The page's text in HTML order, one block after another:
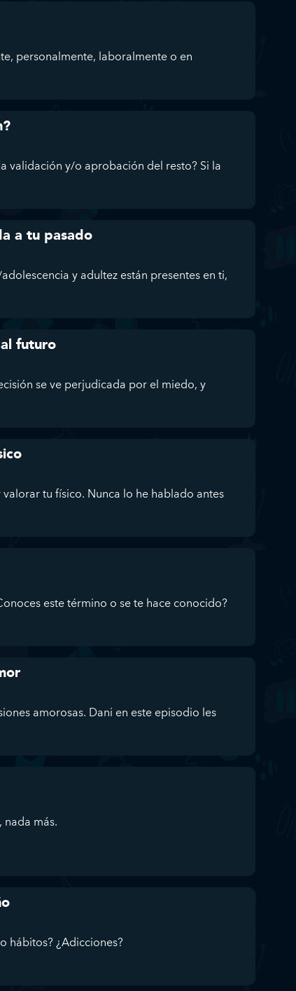
personalmente, laboralmente o en
validación y/o aprobación del resto? Si la
a tu pasado
y adultez están presentes en ti,
futuro
se ve perjudicada por el miedo, y
tu físico. Nunca lo he hablado antes
este término o se te hace conocido?
amorosas. Dani en este episodio les
nada más.
hábitos? ¿Adicciones?